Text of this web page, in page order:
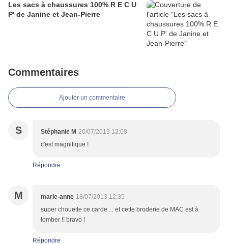
Les sacs à chaussures 100% R E C U
P' de Janine et Jean-Pierre
Commentaires
Ajouter un commentaire
S Stéphanie M 20/07/2013 12:08
c'est magnifique !
Répondre
M marie-anne 18/07/2013 12:35
super chouette ce carde ... et cette broderie de MAC est à
tomber !! bravo !
Répondre